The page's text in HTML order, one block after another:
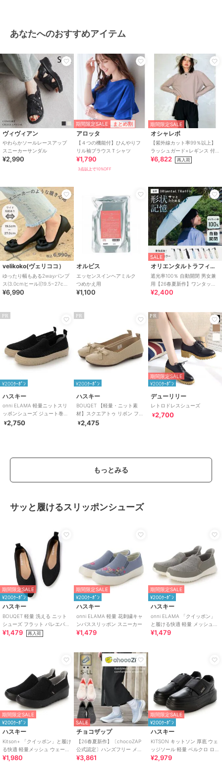
あなたへのおすすめアイテム
ヴィヴィアン
やわらかソールレースアップ
スニーカーサンダル
¥2,990
期間限定SALE まとめ割
アロッタ
【４つの機能付】ひんやりフ
リル袖ブラウスＴシャツ
¥1,790
3点以上で10%OFF
期間限定SALE
オシャレボ
【紫外線カット率99％以上】
ラッシュガード×レギンス 付
き タンキニ
¥6,822 再入荷
velikoko(ヴェリココ）
ゆったり幅もある2wayパンプ
ス(3.0cmヒール)[19.5~27cm]
ラクチンきれいシューズ
¥6,990
オルビス
エッセンスインヘアミルク
つめかえ用
¥1,100
SALE
オリエンタルトラフィック
遮光率100％ 自動開閉 男女兼
用【26春夏新作】ワンタッチ
晴雨兼用 折りたたみ傘 /G-
¥2,400
PR
¥200ｸｰﾎﾟﾝ
ハスキー
onni ELAMA 軽量ニットスリ
ッポンシューズ ジュート巻き
風 エスパドリーユ
¥2,750
PR
¥200ｸｰﾎﾟﾝ
ハスキー
BOUQET 【軽量・ニット素
材】スクエアトゥ リボン フラ
ットパンプス/バレエシューズ
¥2,475
PR
期間限定SALE
¥200ｸｰﾎﾟﾝ
デューリリー
レトロドレスシューズ
¥2,700
もっとみる
サッと履けるスリッポンシューズ
期間限定SALE
¥200ｸｰﾎﾟﾝ
ハスキー
BOUQET 軽量 洗える ニット
シューズ フラット バレエパン
プス スリッポン
¥1,479 再入荷
期間限定SALE
¥200ｸｰﾎﾟﾝ
ハスキー
onni ELAMA 軽量 花刺繍キャ
ンバススリッポン スニーカー
¥1,479
期間限定SALE
¥200ｸｰﾎﾟﾝ
ハスキー
onni ELAMA 「クイッポン」
と履ける快適 軽量 メッシュカ
ジュアルスリッポン
¥1,479
期間限定SALE
¥200ｸｰﾎﾟﾝ
ハスキー
Kitson+ 「クイッポン」と履け
る快適 軽量メッシュ ウェーブ
ソール スリッポン スニーカー
¥1,980
SALE
チョコザップ
【26春夏新作】〔chocoZAP
公式認定〕ハンズフリー メッ
シュニット スリッポン
¥3,861
期間限定SALE
¥200ｸｰﾎﾟﾝ
ハスキー
KITSON キットソン 厚底 ウェ
ッジソール 軽量 ベルクロ ロー
カットスリッポン スニーカー
¥2,979